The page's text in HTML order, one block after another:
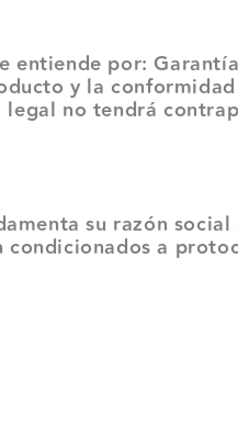
entiende por:
y la
no tendrá
su razón
a